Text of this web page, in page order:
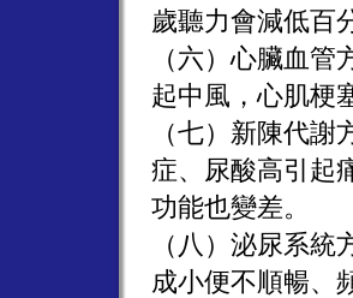
歲聽力會減低百
（六）心臟血
起中風，心肌梗
（七）新陳代
症、尿酸高引起
功能也變差。
（八）泌尿系
成小便不順暢、